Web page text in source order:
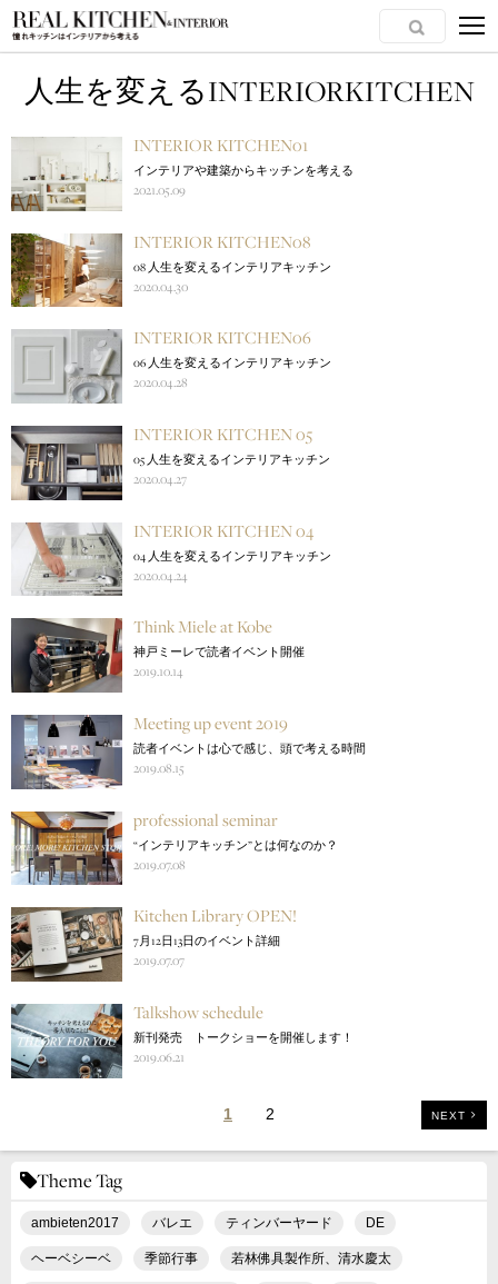
人生を変えるINTERIORKITCHEN
INTERIOR KITCHEN01
インテリアや建築からキッチンを考える
2021.05.09
INTERIOR KITCHEN08
08 人生を変えるインテリアキッチン
2020.04.30
INTERIOR KITCHEN06
06 人生を変えるインテリアキッチン
2020.04.28
INTERIOR KITCHEN 05
05 人生を変えるインテリアキッチン
2020.04.27
INTERIOR KITCHEN 04
04 人生を変えるインテリアキッチン
2020.04.24
Think Miele at Kobe
神戸ミーレで読者イベント開催
2019.10.14
Meeting up event 2019
読者イベントは心で感じ、頭で考える時間
2019.08.15
professional seminar
“インテリアキッチン”とは何なのか？
2019.07.08
Kitchen Library OPEN!
7月12日13日のイベント詳細
2019.07.07
Talkshow schedule
新刊発売 トークショーを開催します！
2019.06.21
1 2 NEXT
Theme Tag
ambieten2017 バレエ ティンバーヤード DE
ヘーベシーベ 季節行事 若林佛具製作所、清水慶太